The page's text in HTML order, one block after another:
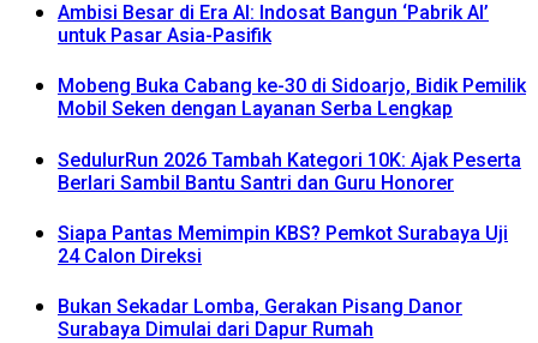
Ambisi Besar di Era AI: Indosat Bangun ‘Pabrik AI’
untuk Pasar Asia-Pasifik
Mobeng Buka Cabang ke-30 di Sidoarjo, Bidik Pemilik
Mobil Seken dengan Layanan Serba Lengkap
SedulurRun 2026 Tambah Kategori 10K: Ajak Peserta
Berlari Sambil Bantu Santri dan Guru Honorer
Siapa Pantas Memimpin KBS? Pemkot Surabaya Uji
24 Calon Direksi
Bukan Sekadar Lomba, Gerakan Pisang Danor
Surabaya Dimulai dari Dapur Rumah